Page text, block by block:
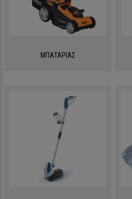
ΠΛΗΚΤΡΟΛΟΓΉΣΤΕ ΑΥΤΌ ΠΟΥ
ΜΠΑΤΑΡΙΑΣ